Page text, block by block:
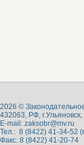
2026 ©
432063, РФ,
E-mail: zaksobr@mv.ru
Тел.: 8 (8422) 41-34-52
Факс: 8 (8422) 41-20-74